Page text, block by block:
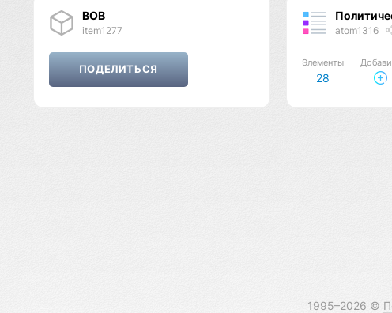
ВОВ
item1277 atom1316
Элементы
28
1995–2026 ©